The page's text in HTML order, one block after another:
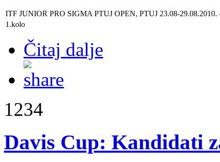
ITF JUNIOR PRO SIGMA PTUJ OPEN, PTUJ 23.08-29.08.2010.
1.kolo
Čitaj dalje
1234
Davis Cup: Kandidati